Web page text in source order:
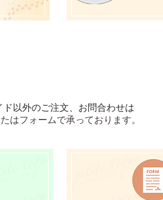
ド以外のご注文、お問合わせは
はフォームで承っております。